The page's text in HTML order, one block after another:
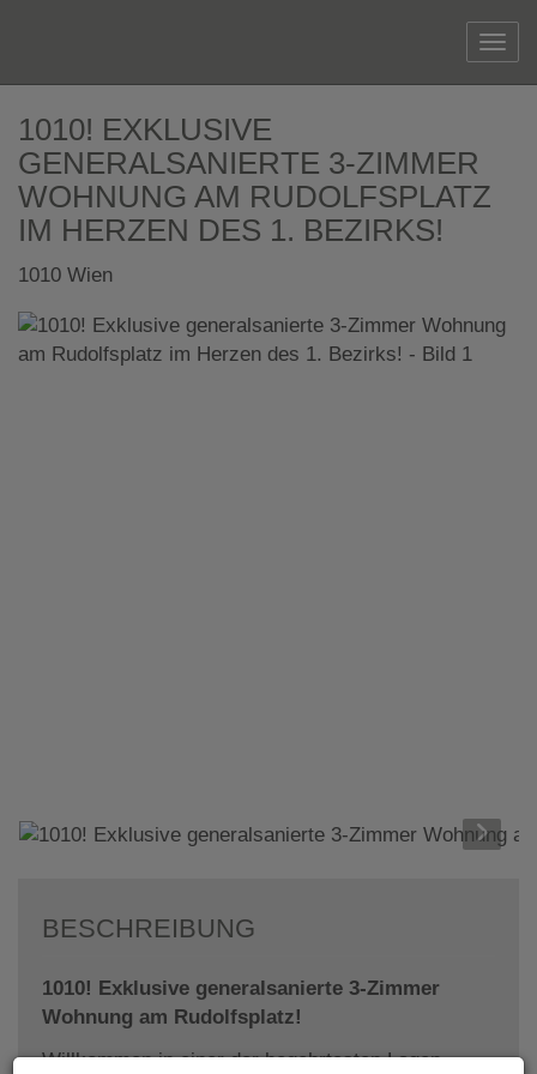
1010! EXKLUSIVE
GENERALSANIERTE 3-ZIMMER
WOHNUNG AM RUDOLFSPLATZ
IM HERZEN DES 1. BEZIRKS!
1010 Wien
BESCHREIBUNG
1010! Exklusive generalsanierte 3-Zimmer
Wohnung am Rudolfsplatz!
Willkommen in einer der begehrtesten Lagen